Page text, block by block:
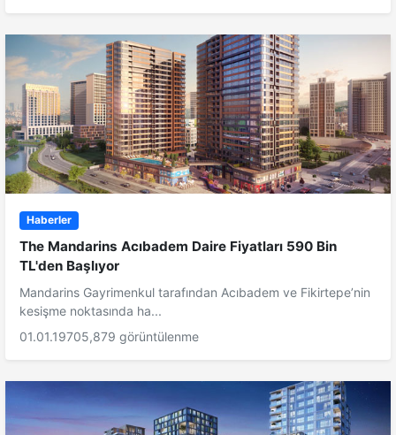
Haberler
The Mandarins Acıbadem Daire Fiyatları 590 Bin
TL'den Başlıyor
Mandarins Gayrimenkul tarafından Acıbadem ve Fikirtepe’nin
kesişme noktasında ha...
01.01.19705,879 görüntülenme